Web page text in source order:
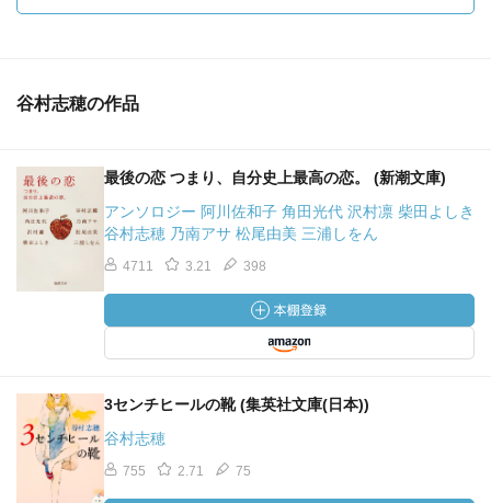
谷村志穂の作品
最後の恋 つまり、自分史上最高の恋。 (新潮文庫)
アンソロジー 阿川佐和子 角田光代 沢村凛 柴田よしき
谷村志穂 乃南アサ 松尾由美 三浦しをん
4711 3.21 398
3センチヒールの靴 (集英社文庫(日本))
谷村志穂
755 2.71 75